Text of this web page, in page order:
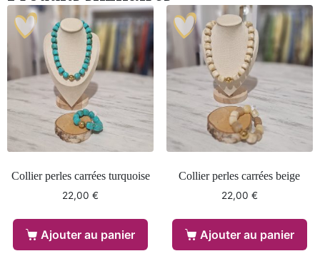
Collier perles carrées turquoise
22,00€
Ajouter au panier
Collier perles carrées beige
22,00 €
Ajouter au panier